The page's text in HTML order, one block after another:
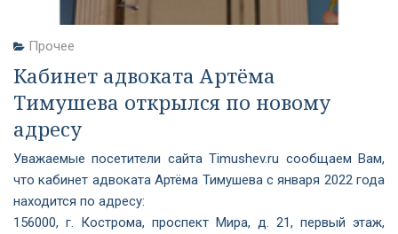
Прочее
Кабинет адвоката Артёма
Тимушева открылся по новому
адресу
Уважаемые посетители сайта Timushev.ru сообщаем Вам,
что кабинет адвоката Артёма Тимушева с января 2022 года
находится по адресу:
156000, г. Кострома, проспект Мира, д. 21, первый этаж,